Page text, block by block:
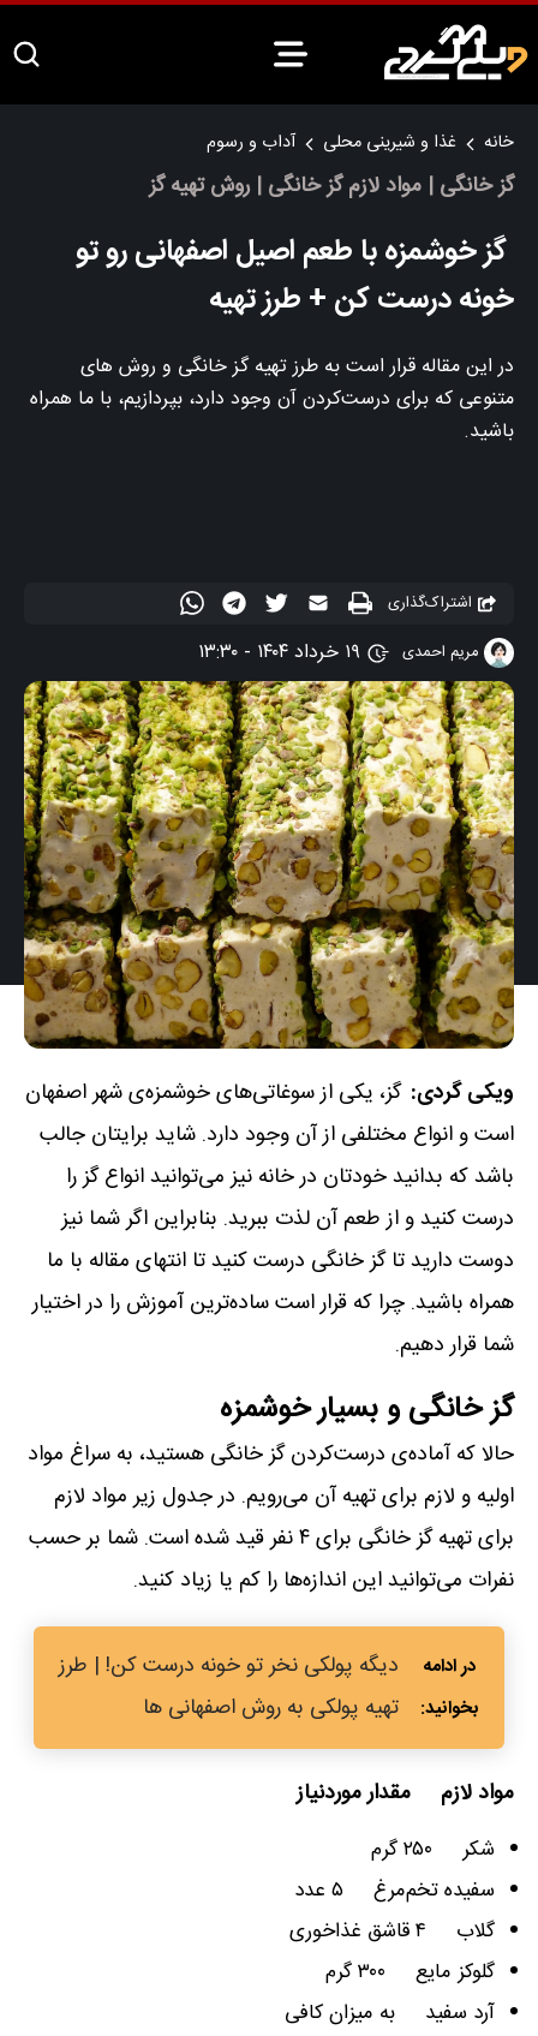
خانه غذا و شیرینی محلی آداب و رسوم
گز خانگی | مواد لازم گز خانگی | روش تهیه گز
گز خوشمزه با طعم اصیل اصفهانی رو تو
خونه درست کن + طرز تهیه
در این مقاله قرار است به طرز تهیه گز خانگی و روش‌ های
متنوعی که برای درست‌کردن آن وجود دارد، بپردازیم، با ما همراه
باشید.
اشتراک‌گذاری
مریم احمدی
۱۹ خرداد ۱۴۰۴ - ۱۳:۳۰
ویکی گردی: گز، یکی از سوغاتی‌های خوشمزه‌ی شهر اصفهان
است و انواع مختلفی از آن وجود دارد. شاید برایتان جالب
باشد که بدانید خودتان در خانه نیز می‌توانید انواع گز را
درست کنید و از طعم آن لذت ببرید. بنابراین اگر شما نیز
دوست دارید تا گز خانگی درست کنید تا انتهای مقاله با ما
همراه باشید. چرا که قرار است ساده‌ترین آموزش را در اختیار
شما قرار دهیم.
گز خانگی و بسیار خوشمزه
حالا که آماده‌ی درست‌کردن گز خانگی هستید، به سراغ مواد
اولیه و لازم برای تهیه آن می‌رویم. در جدول زیر مواد لازم
برای تهیه گز خانگی برای ۴ نفر قید شده است. شما بر حسب
نفرات می‌توانید این اندازه‌ها را کم یا زیاد کنید.
دیگه پولکی نخر تو خونه درست کن! | طرز
تهیه پولکی به روش اصفهانی ها
مواد لازم مقدار موردنیاز
شکر ۲۵۰ گرم
سفیده تخم‌مرغ ۵ عدد
گلاب ۴ قاشق غذاخوری
گلوکز مایع ۳۰۰ گرم
آرد سفید به میزان کافی